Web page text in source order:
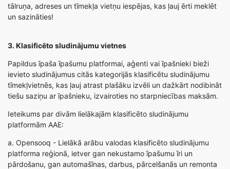
tālruņa, adreses un tīmekļa vietņu iespējas, kas ļauj ērti meklēt
un sazināties!
3. Klasificēto sludinājumu vietnes
Papildus īpaša īpašumu platformai, aģenti vai īpašnieki bieži
ievieto sludinājumus citās kategorijās klasificētu sludinājumu
tīmekļvietnēs, kas ļauj atrast plašāku izvēli un dažkārt nodibināt
tiešu saziņu ar īpašnieku, izvairoties no starpniecības maksām.
Ieteikums par divām lielākajām klasificēto sludinājumu
platformām AAE:
a. Opensooq - Lielākā arābu valodas klasificēto sludinājumu
platforma reģionā, ietver gan nekustamo īpašumu īri un
pārdošanu, gan automašīnas, darbus, pārcelšanās un remonta